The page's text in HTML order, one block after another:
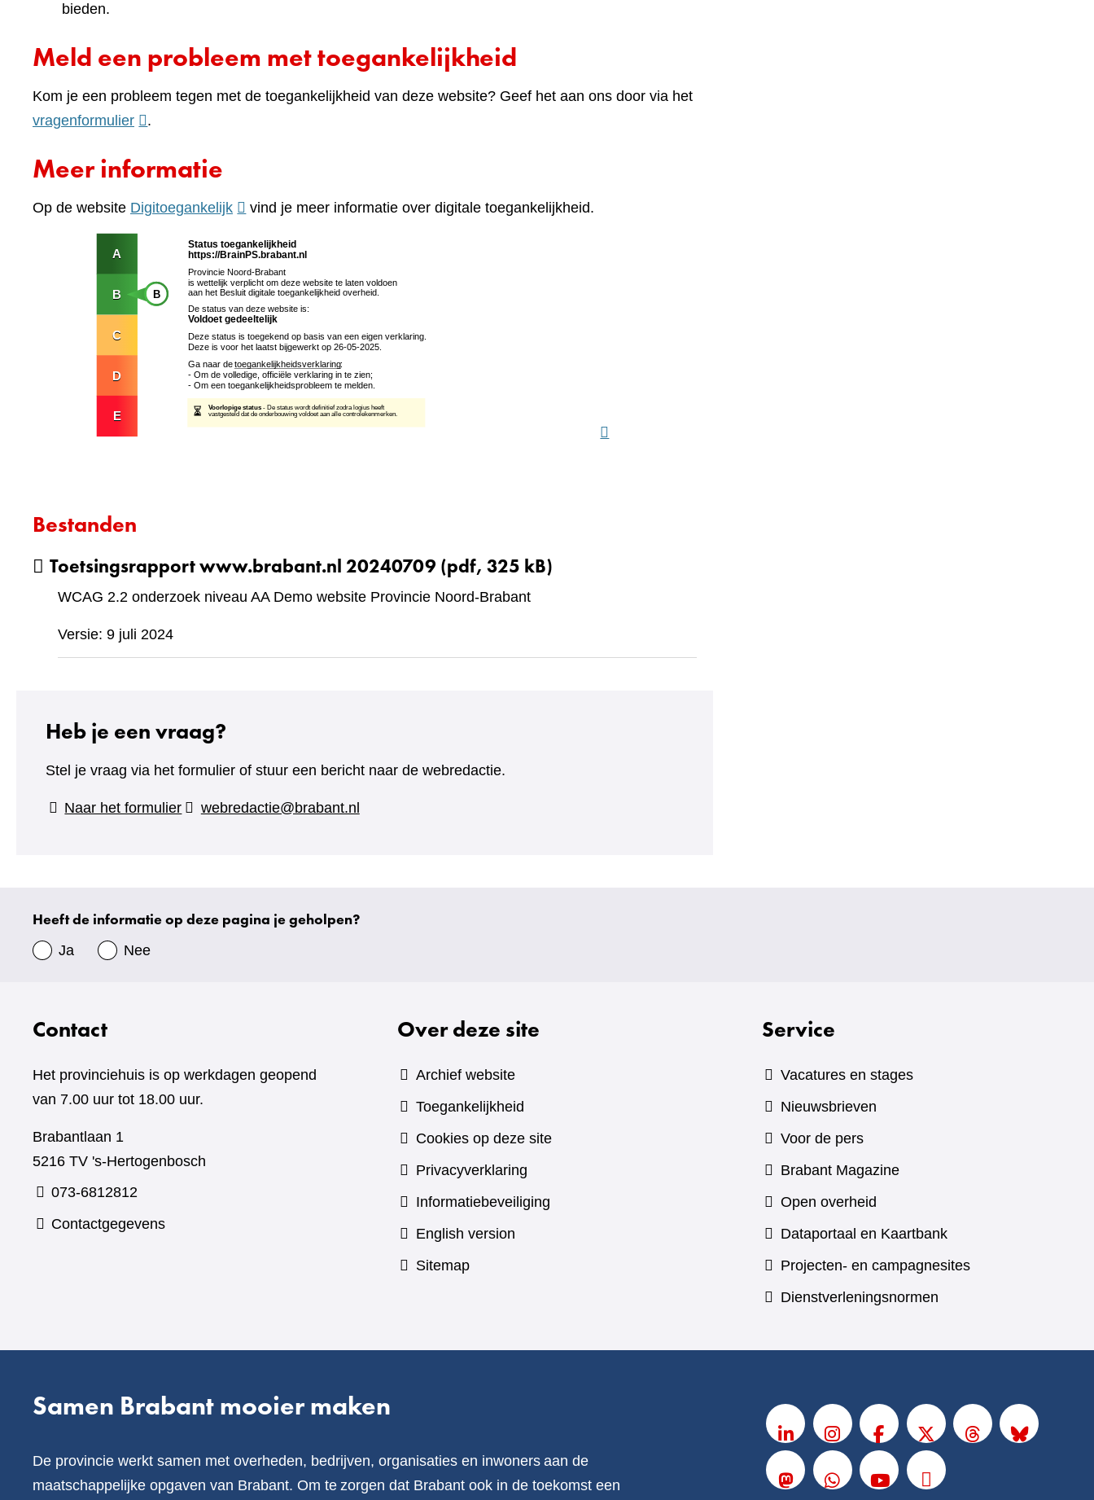
bieden.
Meld een probleem met toegankelijkheid
Kom je een probleem tegen met de toegankelijkheid van deze website? Geef het aan ons door via het
vragenformulier(verwijst
een
website)
.
Meer informatie
Op de website Digitoegankelijk(verwijst
een
andere
website)
vind je meer informatie over digitale toegankelijkheid.
Bestanden
Toetsingsrapport www.brabant.nl 20240709 (pdf, 325 kB)
WCAG 2.2 onderzoek niveau AA Demo website Provincie Noord-Brabant
Versie: 9 juli 2024
Heb je een vraag?
Stel je vraag via het formulier of stuur een bericht naar de webredactie.
Naar het formulier(verwijst
webredactie@brabant.nl
Uw
gegevens
Heeft de informatie op deze pagina je geholpen?
Ja Nee
Contact
Het provinciehuis is op werkdagen geopend
van 7.00 uur tot 18.00 uur.
Brabantlaan 1
5216 TV 's-Hertogenbosch
073-6812812
Contactgegevens
Over deze site
Archief website
Toegankelijkheid
Cookies op deze site
Privacyverklaring
Informatiebeveiliging
English version
Sitemap
Service
Vacatures en stages
Nieuwsbrieven
Voor de pers
Brabant Magazine(verwijst
andere
website)
Open overheid
Dataportaal en Kaartbank(verwijst
naar
Projecten- en campagnesites
Dienstverleningsnormen
Samen Brabant mooier maken
De provincie werkt samen met overheden, bedrijven, organisaties en inwoners aan de
maatschappelijke opgaven van Brabant. Om te zorgen dat Brabant ook in de toekomst een
LinkedInInstagramFacebook
X